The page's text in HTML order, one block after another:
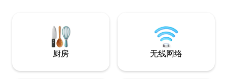
户外太阳能热水淋浴
岛马。马斯特兰德
厨房 无线网络